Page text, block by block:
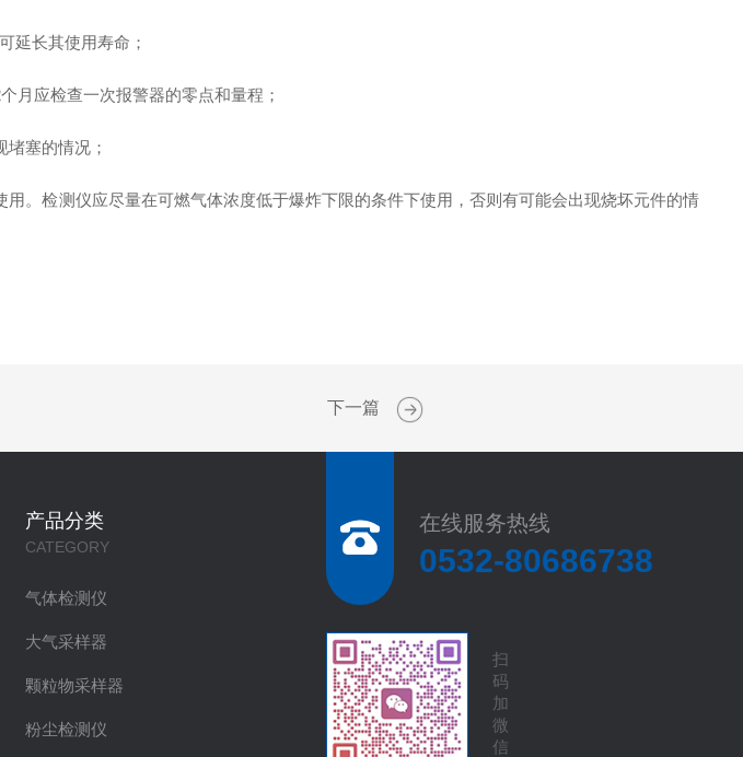
长其使用寿命；
应检查一次报警器的零点和量程；
塞的情况；
测仪应尽量在可燃气体浓度低于爆炸下限的条件下使用，否则有可能会出现烧坏元件的情
下一篇
产品分类
CATEGORY
气体检测仪
大气采样器
颗粒物采样器
粉尘检测仪
在线服务热线
0532-80686738
扫
码
加
微
信